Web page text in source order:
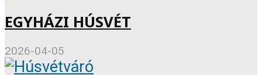
EGYHÁZI HÚSVÉT
2026-04-05